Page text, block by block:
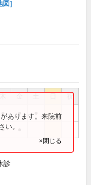
図]
祝
● ●
●
あります。来院前
い。
×閉じる
診